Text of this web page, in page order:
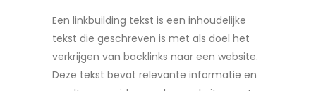
Een linkbuilding tekst is een inhoudelijke
tekst die geschreven is met als doel het
verkrijgen van backlinks naar een website.
Deze tekst bevat relevante informatie en